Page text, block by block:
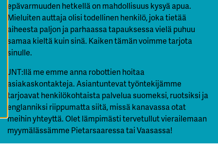
K
A
I
K
K
I
E
V
S
T
E
E
T
epävarmuuden hetkellä on mahdollisuus kysyä apua.
Mieluiten auttaja olisi todellinen henkilö, joka tietää
aiheesta paljon ja parhaassa tapauksessa vielä puhuu
samaa kieltä kuin sinä. Kaiken tämän voimme tarjota
sinulle.
JNT:llä me emme anna robottien hoitaa
asiakaskontakteja. Asiantuntevat työntekijämme
tarjoavat henkilökohtaista palvelua suomeksi, ruotsiksi ja
englanniksi riippumatta siitä, missä kanavassa otat
meihin yhteyttä. Olet lämpimästi tervetullut vierailemaan
myymälässämme Pietarsaaressa tai Vaasassa!